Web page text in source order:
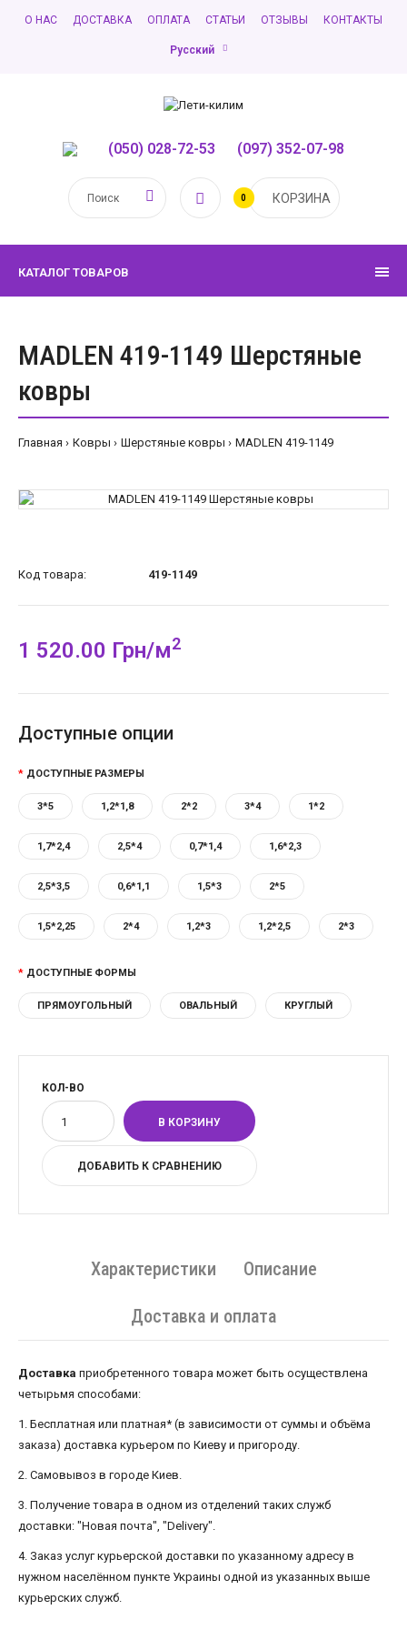
О НАС ДОСТАВКА ОПЛАТА СТАТЬИ ОТЗЫВЫ КОНТАКТЫ
Русский
(050) 028-72-53 (097) 352-07-98
0 КОРЗИНА
КАТАЛОГ ТОВАРОВ
MADLEN 419-1149 Шерстяные
ковры
Главная Ковры Шерстяные ковры MADLEN 419-1149
Код товара: 419-1149
1 520.00 Грн/м2
Доступные опции
ДОСТУПНЫЕ РАЗМЕРЫ
3*5 1,2*1,8 2*2 3*4 1*2
1,7*2,4 2,5*4 0,7*1,4 1,6*2,3
2,5*3,5 0,6*1,1 1,5*3 2*5
1,5*2,25 2*4 1,2*3 1,2*2,5 2*3
ДОСТУПНЫЕ ФОРМЫ
ПРЯМОУГОЛЬНЫЙ ОВАЛЬНЫЙ КРУГЛЫЙ
КОЛ-ВО
ДОБАВИТЬ К СРАВНЕНИЮ
Характеристики Описание
Доставка и оплата
Доставка приобретенного товара может быть осуществлена ​​
четырьмя способами:
1. Бесплатная или платная* (в зависимости от суммы и объёма
заказа) доставка курьером по Киеву и пригороду.
2. Самовывоз в городе Киев.
3. Получение товара в одном из отделений таких служб
доставки: "Новая почта", "Delivery".
4. Заказ услуг курьерской доставки по указанному адресу в
нужном населённом пункте Украины одной из указанных выше
курьерских служб.